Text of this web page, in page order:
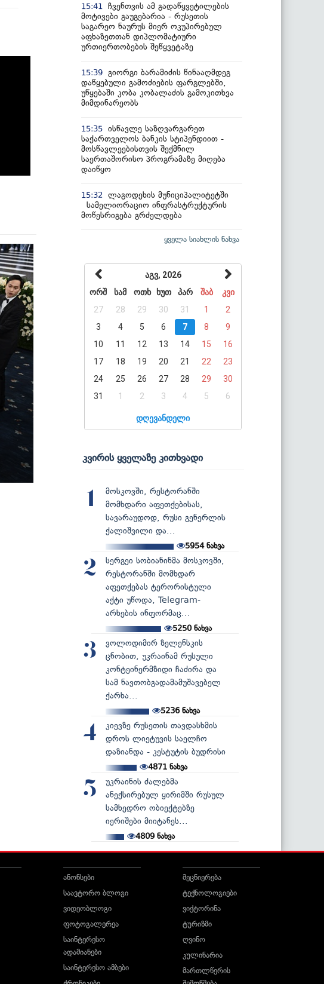
15:41
ჩვენთვის ამ გადაწყვეტილების
მოტივები გაუგებარია - რუსეთის
საგარეო ნაურუს მიერ ოკუპირებულ
აფხაზეთთან დიპლომატიური
ურთიერთობების შეწყვეტაზე
15:39 გიორგი ბარამიძის წინააღმდეგ
დაწყებული გამოძიების ფარგლებში,
უწყებაში კობა კობალაძის გამოკითხვა
მიმდინარეობს
15:35 ისწავლე საზღვარგარეთ
საქართველოს ბანკის სტიპენდიით -
მოსწავლეებისთვის შექმნილ
საერთაშორისო პროგრამაზე მიღება
დაიწყო
15:32
ლაგოდეხის მუნიციპალიტეტში
სამელიორაციო ინფრასტრუქტურის
მოწესრიგება გრძელდება
ყველა სიახლის ნახვა
აგვ, 2026
ორშ
სამ ოთხ ხუთ პარ შაბ
კვი
27
28 29 30 31 1
2
3
4 5 6 7 8
9
10
11 12 13 14 15
16
17
18 19 20 21 22
23
24
25 26 27 28 29
30
31
1 2 3 4 5 6
დღევანდელი
კვირის ყველაზე კითხვადი
1
მოსკოვში, რესტორანში
მომხდარი აფეთქებისას,
სავარაუდოდ, რუსი გენერლის
ქალიშვილი და...
5954ნახვა
2
სერგეი სობიანინმა მოსკოვში,
რესტორანში მომხდარ
აფეთქებას ტერორისტული
აქტი უწოდა, Telegram-
არხების ინფორმაც...
5250ნახვა
3
ვოლოდიმირ ზელენსკის
ცნობით, უკრაინამ რუსული
კონტეინერმზიდი ჩაძირა და
სამ ნავთობგადამამუშავებელ
ქარხა...
5236ნახვა
4
კიევზე რუსეთის თავდასხმის
დროს ლიეტუვის საელჩო
დაზიანდა - კესტუტის ბუდრისი
4871ნახვა
5
უკრაინის ძალებმა
ანექსირებულ ყირიმში რუსულ
სამხედრო ობიექტებზე
იერიშები მიიტანეს...
4809 ნახვა
ანონსები
საავტორო ბლოგი
ვიდეობლოგი
ფოტოგალერეა
საინტერესო
ადამიანები
საინტერესო ამბები
მეცნიერება
ტექნოლოგიები
ვიქტორინა
ტურიზმი
ღვინო
კულინარია
მართლწერის